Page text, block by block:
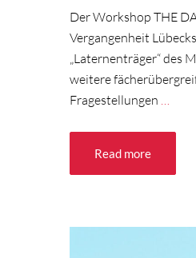
Der Workshop THE
Vergangenheit
„Laternenträger“ des
weitere
Fragestellungen …
Read more